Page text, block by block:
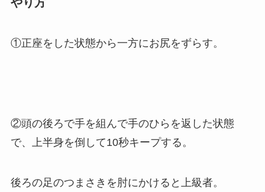
①正座をした状態から一方にお尻をずらす。
②頭の後ろで手を組んで手のひらを返した状態
で、上半身を倒して10秒キープする。
後ろの足のつまさきを肘にかけると上級者。